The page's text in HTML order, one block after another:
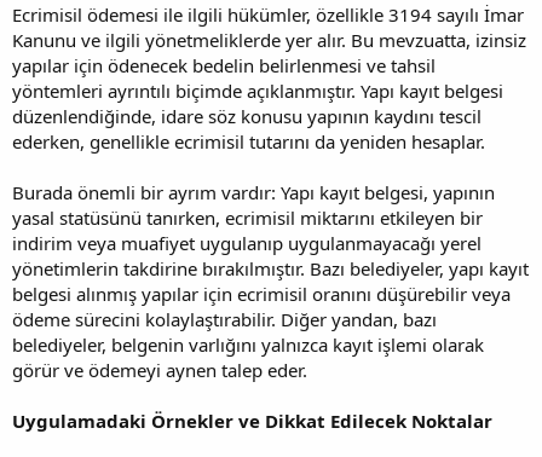
Ecrimisil ödemesi ile ilgili hükümler, özellikle 3194 sayılı İmar
Kanunu ve ilgili yönetmeliklerde yer alır. Bu mevzuatta, izinsiz
yapılar için ödenecek bedelin belirlenmesi ve tahsil
yöntemleri ayrıntılı biçimde açıklanmıştır. Yapı kayıt belgesi
düzenlendiğinde, idare söz konusu yapının kaydını tescil
ederken, genellikle ecrimisil tutarını da yeniden hesaplar.
Burada önemli bir ayrım vardır: Yapı kayıt belgesi, yapının
yasal statüsünü tanırken, ecrimisil miktarını etkileyen bir
indirim veya muafiyet uygulanıp uygulanmayacağı yerel
yönetimlerin takdirine bırakılmıştır. Bazı belediyeler, yapı kayıt
belgesi alınmış yapılar için ecrimisil oranını düşürebilir veya
ödeme sürecini kolaylaştırabilir. Diğer yandan, bazı
belediyeler, belgenin varlığını yalnızca kayıt işlemi olarak
görür ve ödemeyi aynen talep eder.
Uygulamadaki Örnekler ve Dikkat Edilecek Noktalar